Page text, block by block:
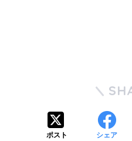
ポスト シェア